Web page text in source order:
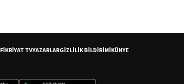
FİKRİYAT TVYAZARLARGİZLİLİK BİLDİRİMİKÜNYE